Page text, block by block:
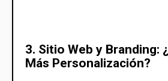
3. Sitio Web y Branding:
Más Personalización?